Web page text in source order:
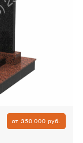
от 350 000 руб.